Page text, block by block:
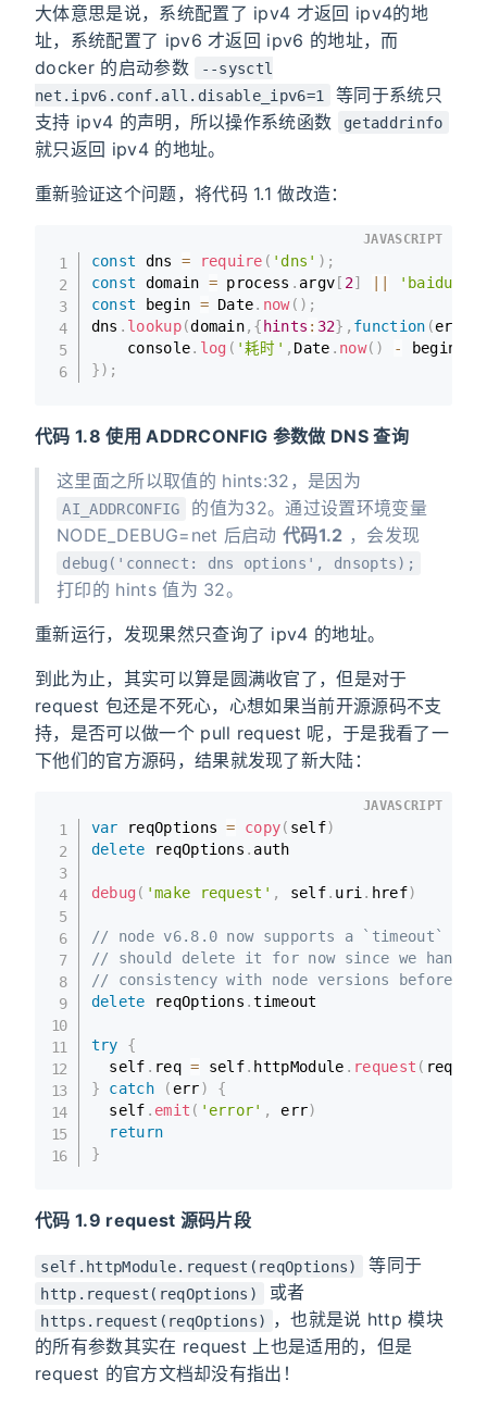
大体意思是说，系统配置了 ipv4 才返回 ipv4的地
址，系统配置了 ipv6 才返回 ipv6 的地址，而
docker 的启动参数
--sysctl
net.ipv6.conf.all.disable_ipv6=1
等同于系统只
支持 ipv4 的声明，所以操作系统函数
getaddrinfo
就只返回 ipv4 的地址。
重新验证这个问题，将代码 1.1 做改造：
const dns = require ( 'dns' ) ;
const domain = process . argv [ 2]
const begin = Date. now( ) ;
dns . lookup(domain, { hints : 32} , function (err
    console
. log ( '耗时' , Date . now( ) - begin
}) ;
JAVASCRIPT
代码 1.8 使用 ADDRCONFIG 参数做 DNS 查询
这里面之所以取值的 hints:32，是因为
AI_ADDRCONFIG
的值为32。通过设置环境变量
NODE_DEBUG=net 后启动代码1.2 ，会发现
debug('connect: dns options', dnsopts);
打印的 hints 值为 32。
重新运行，发现果然只查询了 ipv4 的地址。
到此为止，其实可以算是圆满收官了，但是对于
request 包还是不死心，心想如果当前开源源码不支
持，是否可以做一个 pull request 呢，于是我看了一
下他们的官方源码，结果就发现了新大陆：
var reqOptions = copy( self)
delete reqOptions . auth
debug ( 'make request' , self. uri . href)
// node v6.8.0 now supports a `timeout`
// should delete it for now since we
// consistency with node versions before
delete reqOptions .timeout
try
{
  self
. req = self. httpModule . request (
}
catch ( err)
{
  self
. emit ( 'error' , err)
return
}
JAVASCRIPT
代码 1.9 request 源码片段
self.httpModule.request(reqOptions) 等同于
http.request(reqOptions) 或者
https.request(reqOptions)
，也就是说 http 模块
的所有参数其实在 request 上也是适用的，但是
request 的官方文档却没有指出！